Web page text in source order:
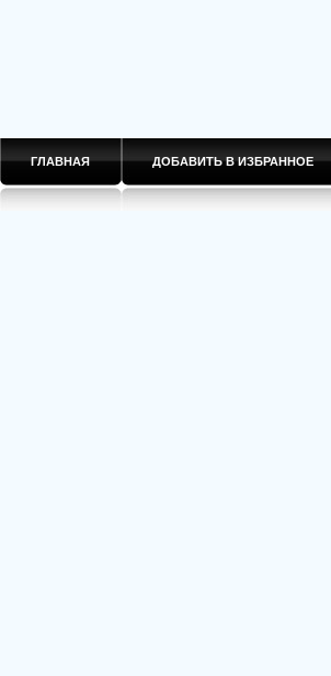
ГЛАВНАЯ ДОБАВИТЬ В ИЗБРАННОЕ